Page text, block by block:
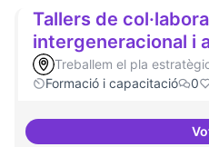
Tallers de
intergeneracional i
Treballem el pla
Formació i capacitació
0